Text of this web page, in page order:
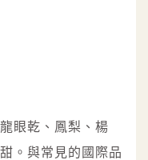
眼乾、鳳梨、楊
。與常見的國際品